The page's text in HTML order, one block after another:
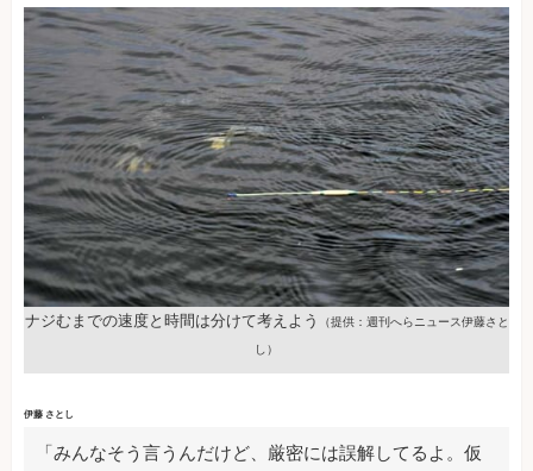
ナジむまでの速度と時間は分けて考えよう （提供：週刊へらニュース伊藤さと
し）
伊藤 さとし
「みんなそう言うんだけど、厳密には誤解してるよ。仮